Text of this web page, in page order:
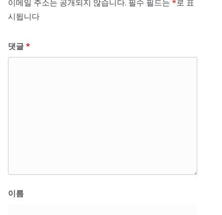
이메일 주소는 공개되지 않습니다. 필수 필드는 *로 표
시됩니다
댓글*
이름